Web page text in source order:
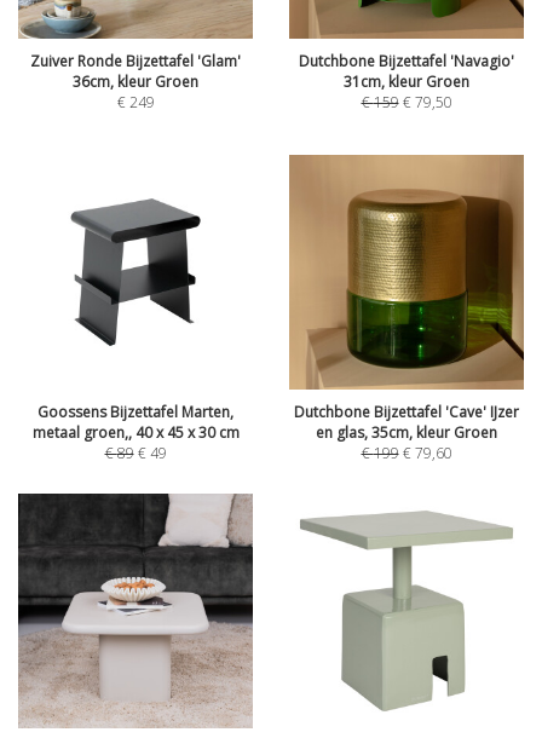
Zuiver Ronde Bijzettafel 'Glam'
36cm, kleur Groen
€249
Dutchbone Bijzettafel 'Navagio'
31cm, kleur Groen
€159 €79,50
Goossens Bijzettafel Marten,
metaal groen,, 40 x 45 x 30 cm
€89 €49
Dutchbone Bijzettafel 'Cave' IJzer
en glas, 35cm, kleur Groen
€199 €79,60